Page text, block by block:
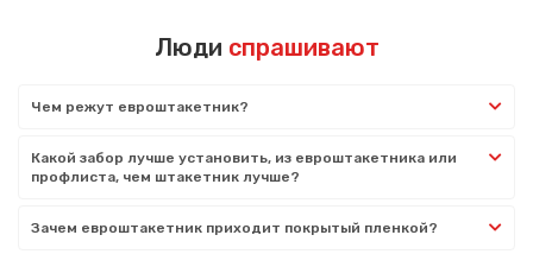
Люди спрашивают
Чем режут евроштакетник?
Какой забор лучше установить, из евроштакетника или
профлиста, чем штакетник лучше?
Зачем евроштакетник приходит покрытый пленкой?